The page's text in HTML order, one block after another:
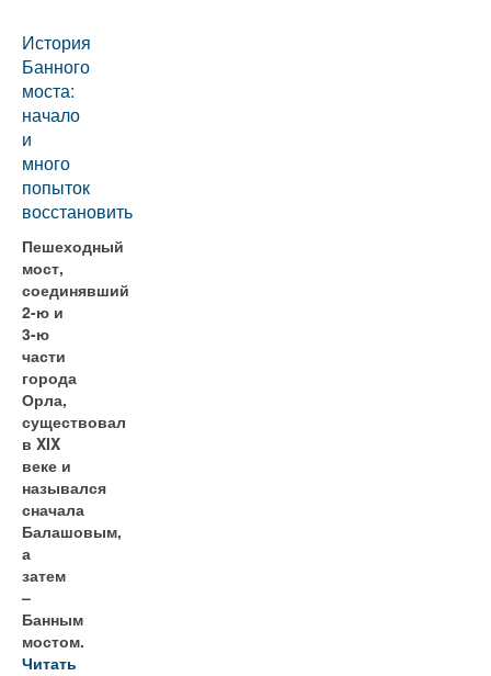
История
Банного
моста:
начало
и
много
попыток
восстановить
Пешеходный
мост,
соединявший
2-ю и
3-ю
части
города
Орла,
существовал
в XIX
веке и
назывался
сначала
Балашовым,
а
затем
–
Банным
мостом.
Читать